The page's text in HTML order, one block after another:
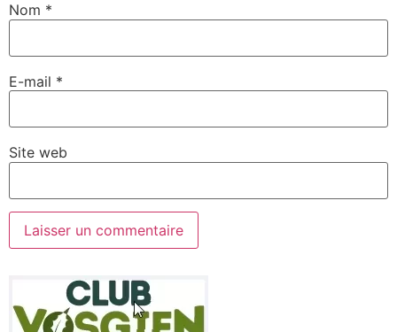
Nom *
E-mail *
Site web